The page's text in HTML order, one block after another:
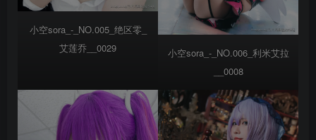
小空sora_-_NO.005_绝区零_
艾莲乔__0029
小空sora_-_NO.006_利米艾拉
__0008